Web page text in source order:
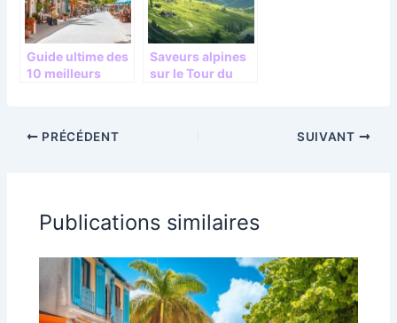
culture
Guide ultime des
10 meilleurs
inoubliables
Saveurs alpines
sur le Tour du
PRÉCÉDENT SUIVANT
Publications similaires